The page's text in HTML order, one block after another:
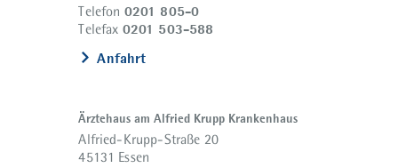
Telefon 0201 805-0
Telefax 0201 503-588
Anfahrt
Ärztehaus am Alfried Krupp Krankenhaus
Alfried-Krupp-Straße 20
45131 Essen